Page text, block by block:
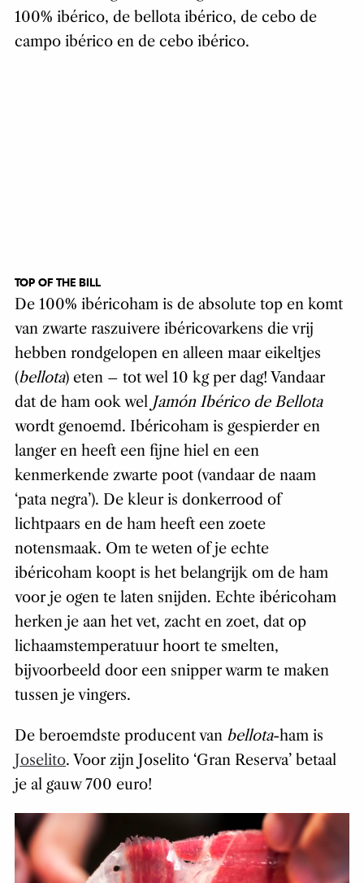
100% ibérico, de bellota ibérico, de cebo de
campo ibérico en de cebo ibérico.
TOP OF THE BILL
De 100% ibéricoham is de absolute top en komt
van zwarte raszuivere ibéricovarkens die vrij
hebben rondgelopen en alleen maar eikeltjes
(bellota) eten – tot wel 10 kg per dag! Vandaar
dat de ham ook wel Jamón Ibérico de Bellota
wordt genoemd. Ibéricoham is gespierder en
langer en heeft een fijne hiel en een
kenmerkende zwarte poot (vandaar de naam
‘pata negra’). De kleur is donkerrood of
lichtpaars en de ham heeft een zoete
notensmaak. Om te weten of je echte
ibéricoham koopt is het belangrijk om de ham
voor je ogen te laten snijden. Echte ibéricoham
herken je aan het vet, zacht en zoet, dat op
lichaamstemperatuur hoort te smelten,
bijvoorbeeld door een snipper warm te maken
tussen je vingers.
De beroemdste producent van bellota-ham is
Joselito. Voor zijn Joselito ‘Gran Reserva’ betaal
je al gauw 700 euro!